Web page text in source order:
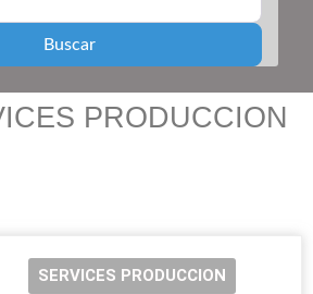
BuscarSearch
PRODUCCION
SERVICES PRODUCCION